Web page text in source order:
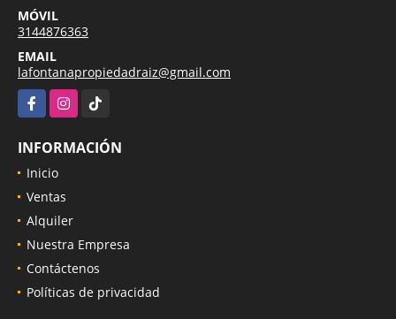
MÓVIL
3144876363
EMAIL
lafontanapropiedadraiz@gmail.com
FacebookInstagramTikTok
INFORMACIÓN
Inicio
Ventas
Alquiler
Nuestra Empresa
Contáctenos
Políticas de privacidad